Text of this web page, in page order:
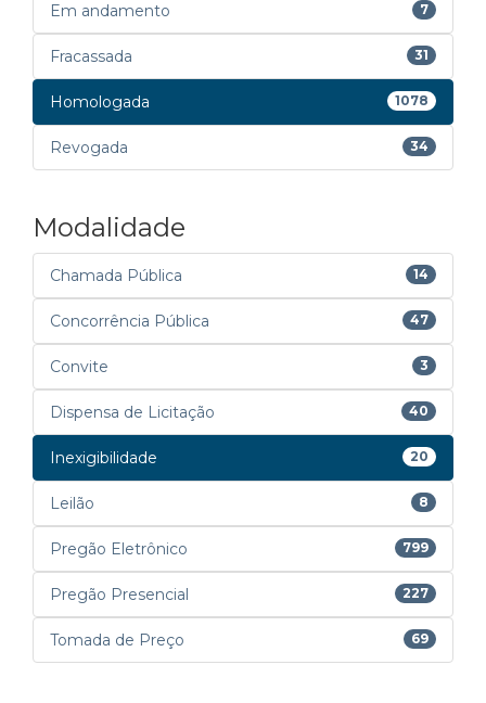
Em andamento 7
Fracassada 31
Homologada 1078
Revogada 34
Modalidade
Chamada Pública 14
Concorrência Pública 47
Convite 3
Dispensa de Licitação 40
Inexigibilidade 20
Leilão 8
Pregão Eletrônico 799
Pregão Presencial 227
Tomada de Preço 69